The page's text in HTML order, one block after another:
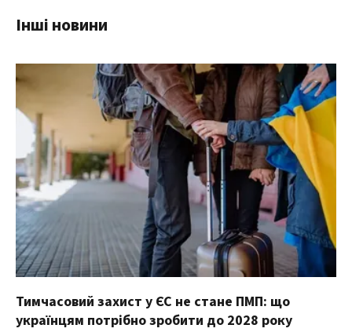
Інші новини
Тимчасовий захист у ЄС не стане ПМП: що
українцям потрібно зробити до 2028 року